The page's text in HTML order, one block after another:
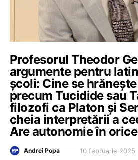
Profesorul Theodor
argumente pentru
școli: Cine se
precum Tucidide sau
filozofi ca Platon și
cheia interpretării a
Are autonomie în
Andrei Popa 10 februarie 2025